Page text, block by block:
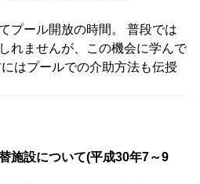
プール開放の時間。 普段では
れませんが、この機会に学んで
はプールでの介助方法も伝授
施設について(平成30年7～9